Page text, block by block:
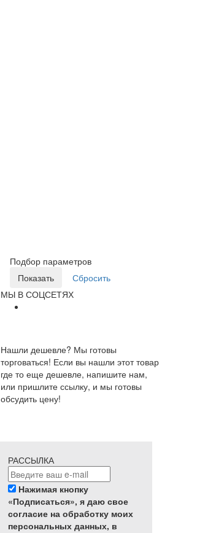
Подбор параметров
МЫ В СОЦСЕТЯХ
Нашли дешевле? Мы готовы
торговаться! Если вы нашли этот товар
где то еще дешевле, напишите нам,
или пришлите ссылку, и мы готовы
обсудить цену!
РАССЫЛКА
Нажимая кнопку
«Подписаться», я даю свое
согласие на обработку моих
персональных данных, в